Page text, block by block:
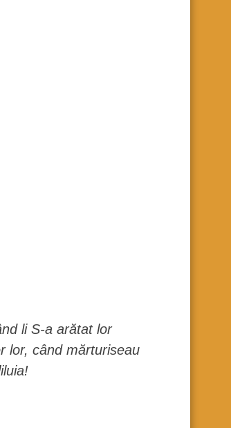
li S-a arătat lor
lor, când mărturiseau